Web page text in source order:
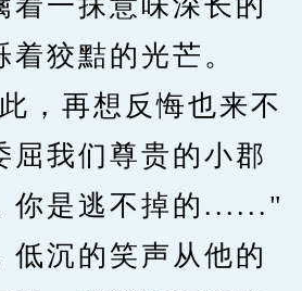
狡黠的光芒。
再想反悔也来不
屈我们尊贵的小郡
你是逃不掉的......"
沉的笑声从他的